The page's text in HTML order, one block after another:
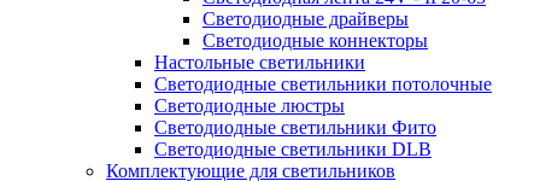
Светодиодные драйверы
Светодиодные коннекторы
Настольные светильники
Светодиодные светильники потолочные
Светодиодные люстры
Светодиодные светильники Фито
Светодиодные светильники DLB
Комплектующие для светильников